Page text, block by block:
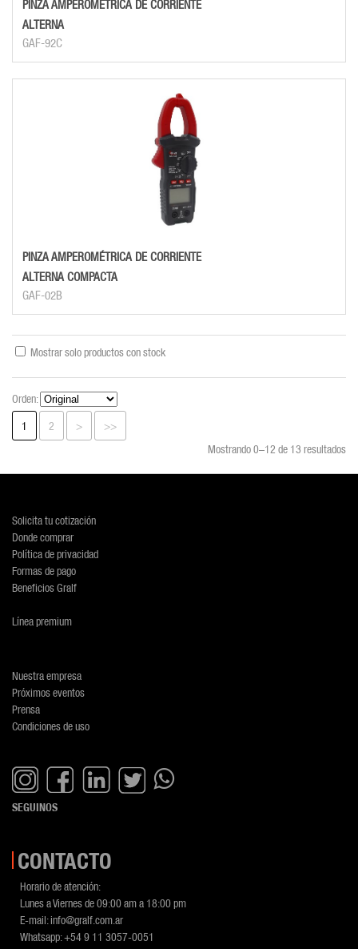
PINZA AMPEROMÉTRICA DE CORRIENTE
ALTERNA
GAF-92C
PINZA AMPEROMÉTRICA DE CORRIENTE
ALTERNA COMPACTA
GAF-02B
Mostrar solo productos con stock
Orden:
1
2 >
>>
Mostrando 0–12 de 13 resultados
Solicita tu cotización
Donde comprar
Política de privacidad
Formas de pago
Beneficios Gralf
Línea premium
Nuestra empresa
Próximos eventos
Prensa
Condiciones de uso
SEGUINOS
CONTACTO
Horario de atención:
Lunes a Viernes de 09:00 am a 18:00 pm
E-mail:info@gralf.com.ar
Whatsapp:+54 9 11 3057-0051